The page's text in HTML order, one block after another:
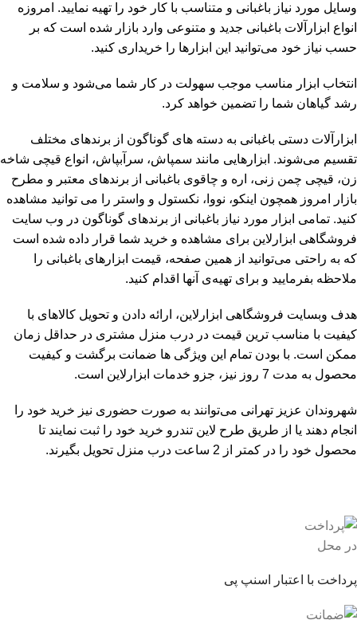
وسایل مورد نیاز باغبانی و متناسب با کار خود را تهیه نمایید. امروزه
انواع ابزارآلات باغبانی جدید و متنوعی وارد بازار شده است که بر
حسب نیاز خود می‌توانید این ابزارها را خریداری کنید.
انتخاب ابزار مناسب موجب سهولت در کار شما می‌شود و سلامت و
رشد گیاهان شما را تضمین خواهد کرد.
ابزارآلات دستی باغبانی به دسته های گوناگون از برندهای مختلف
تقسیم می‌شوند. ابزارهایی مانند سمپاش، سرآبپاش، انواع قیچی شاخه
زن، قیچی چمن زنی، اره و چاقوی باغبانی از برندهای معتبر و مطرح
بازار امروز همچون اینکو، نووا، نکستول و واستر را می توانید مشاهده
کنید. تمامی ابزار مورد نیاز باغبانی از برندهای گوناگون در وب سایت
فروشگاهی ابزارلاین برای مشاهده و خرید شما قرار داده شده است
که به راحتی می‌توانید از همین صفحه، قیمت ابزارهای باغبانی را
ملاحظه بفرمایید و برای تهیه‌ی آنها اقدام کنید.
هدف وبسایت فروشگاهی ابزارلاین، ارائه دادن و تحویل کالاهای با
کیفیت با مناسب ترین قیمت در درب منزل مشتری در حداقل زمان
ممکن است. با بودن تمام این ویژگی ها ضمانت برگشت و کیفیت
محصول به مدت 7 روز نیز، جزو خدمات ابزارلاین است.
شهروندان عزیز تهرانی می‌توانند به صورت حضوری نیز خرید خود را
انجام دهند یا از طریق طرح لاین تندرو خرید خود را ثبت نمایند تا
محصول خود را در کمتر از 2 ساعت درب منزل تحویل بگیرند.
پرداخت با اعتبار اسنپ پی